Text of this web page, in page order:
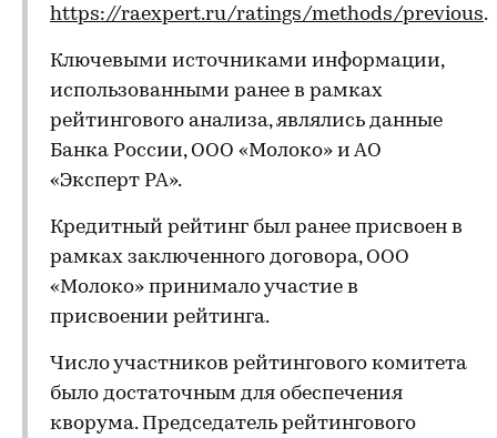
https://raexpert.ru/ratings/methods/previous.
Ключевыми источниками информации,
использованными ранее в рамках
рейтингового анализа, являлись данные
Банка России, ООО «Молоко» и АО
«Эксперт РА».
Кредитный рейтинг был ранее присвоен в
рамках заключенного договора, ООО
«Молоко» принимало участие в
присвоении рейтинга.
Число участников рейтингового комитета
было достаточным для обеспечения
кворума. Председатель рейтингового